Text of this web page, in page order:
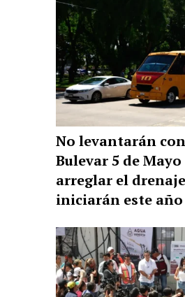
No levantarán
Bulevar 5 de
arreglar el
iniciarán este año